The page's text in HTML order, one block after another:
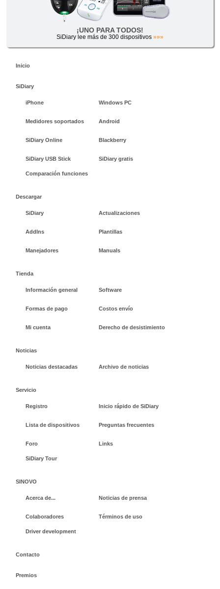
¡UNO PARA TODOS!
SiDiary lee más de 300 dispositivos »»»
Inicio
SiDiary
iPhone Windows PC
Medidores soportados Android
SiDiary Online Blackberry
SiDiary USB Stick SiDiary gratis
Comparación funciones
Descargar
SiDiary Actualizaciones
AddIns Plantillas
Manejadores Manuals
Tienda
Información general Software
Formas de pago Costos envío
Mi cuenta Derecho de desistimiento
Noticias
Noticias destacadas Archivo de noticias
Servicio
Registro Inicio rápido de SiDiary
Lista de dispositivos Preguntas frecuentes
Foro Links
SiDiary Tour
SINOVO
Acerca de... Noticias de prensa
Colaboradores Términos de uso
Driver development
Contacto
Premios